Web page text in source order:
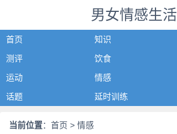
男女情感生活
首页 知识
测评
饮食
运动
情感
话题
延时训练
当前位置： 首页 > 情感